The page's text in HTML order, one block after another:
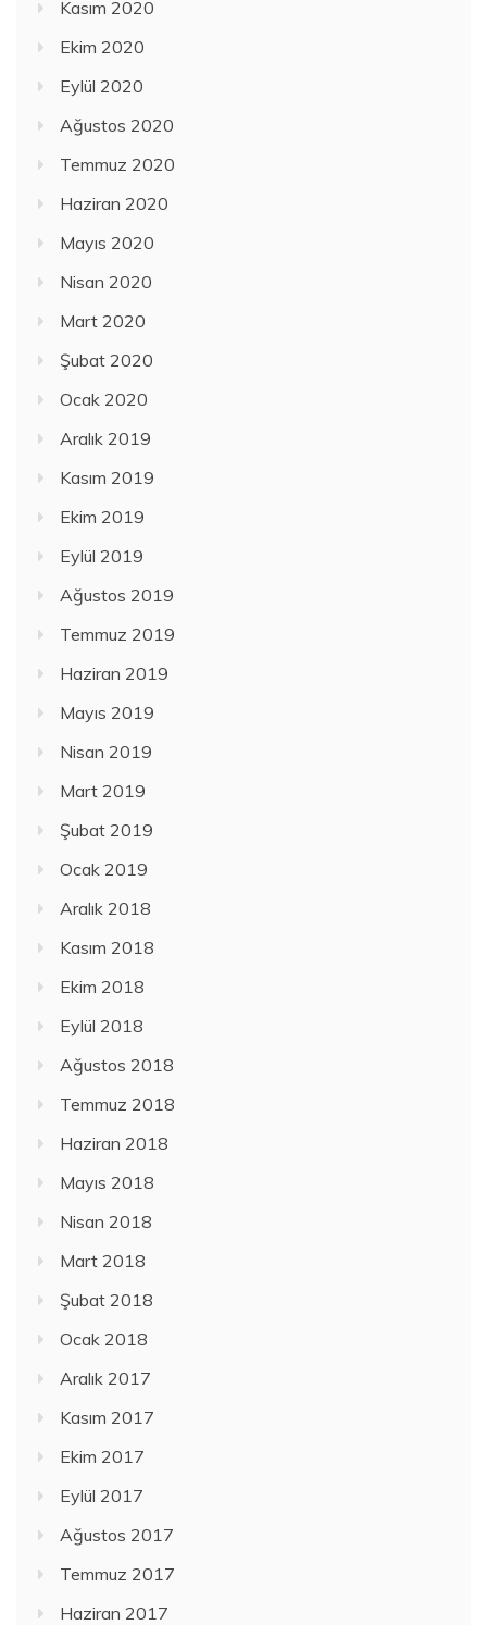
Kasım 2020
Ekim 2020
Eylül 2020
Ağustos 2020
Temmuz 2020
Haziran 2020
Mayıs 2020
Nisan 2020
Mart 2020
Şubat 2020
Ocak 2020
Aralık 2019
Kasım 2019
Ekim 2019
Eylül 2019
Ağustos 2019
Temmuz 2019
Haziran 2019
Mayıs 2019
Nisan 2019
Mart 2019
Şubat 2019
Ocak 2019
Aralık 2018
Kasım 2018
Ekim 2018
Eylül 2018
Ağustos 2018
Temmuz 2018
Haziran 2018
Mayıs 2018
Nisan 2018
Mart 2018
Şubat 2018
Ocak 2018
Aralık 2017
Kasım 2017
Ekim 2017
Eylül 2017
Ağustos 2017
Temmuz 2017
Haziran 2017